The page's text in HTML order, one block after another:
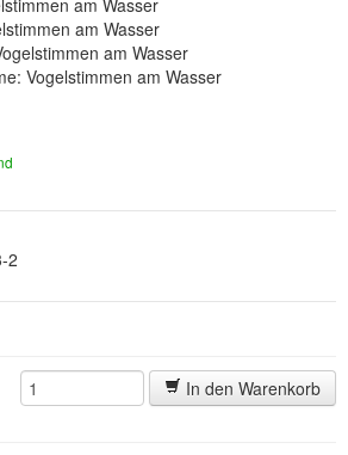
(33)
am Wasser
am Wasser
am Wasser
Vogelstimmen am Wasser
2
In den Warenkorb